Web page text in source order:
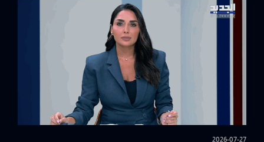
2026-07-27